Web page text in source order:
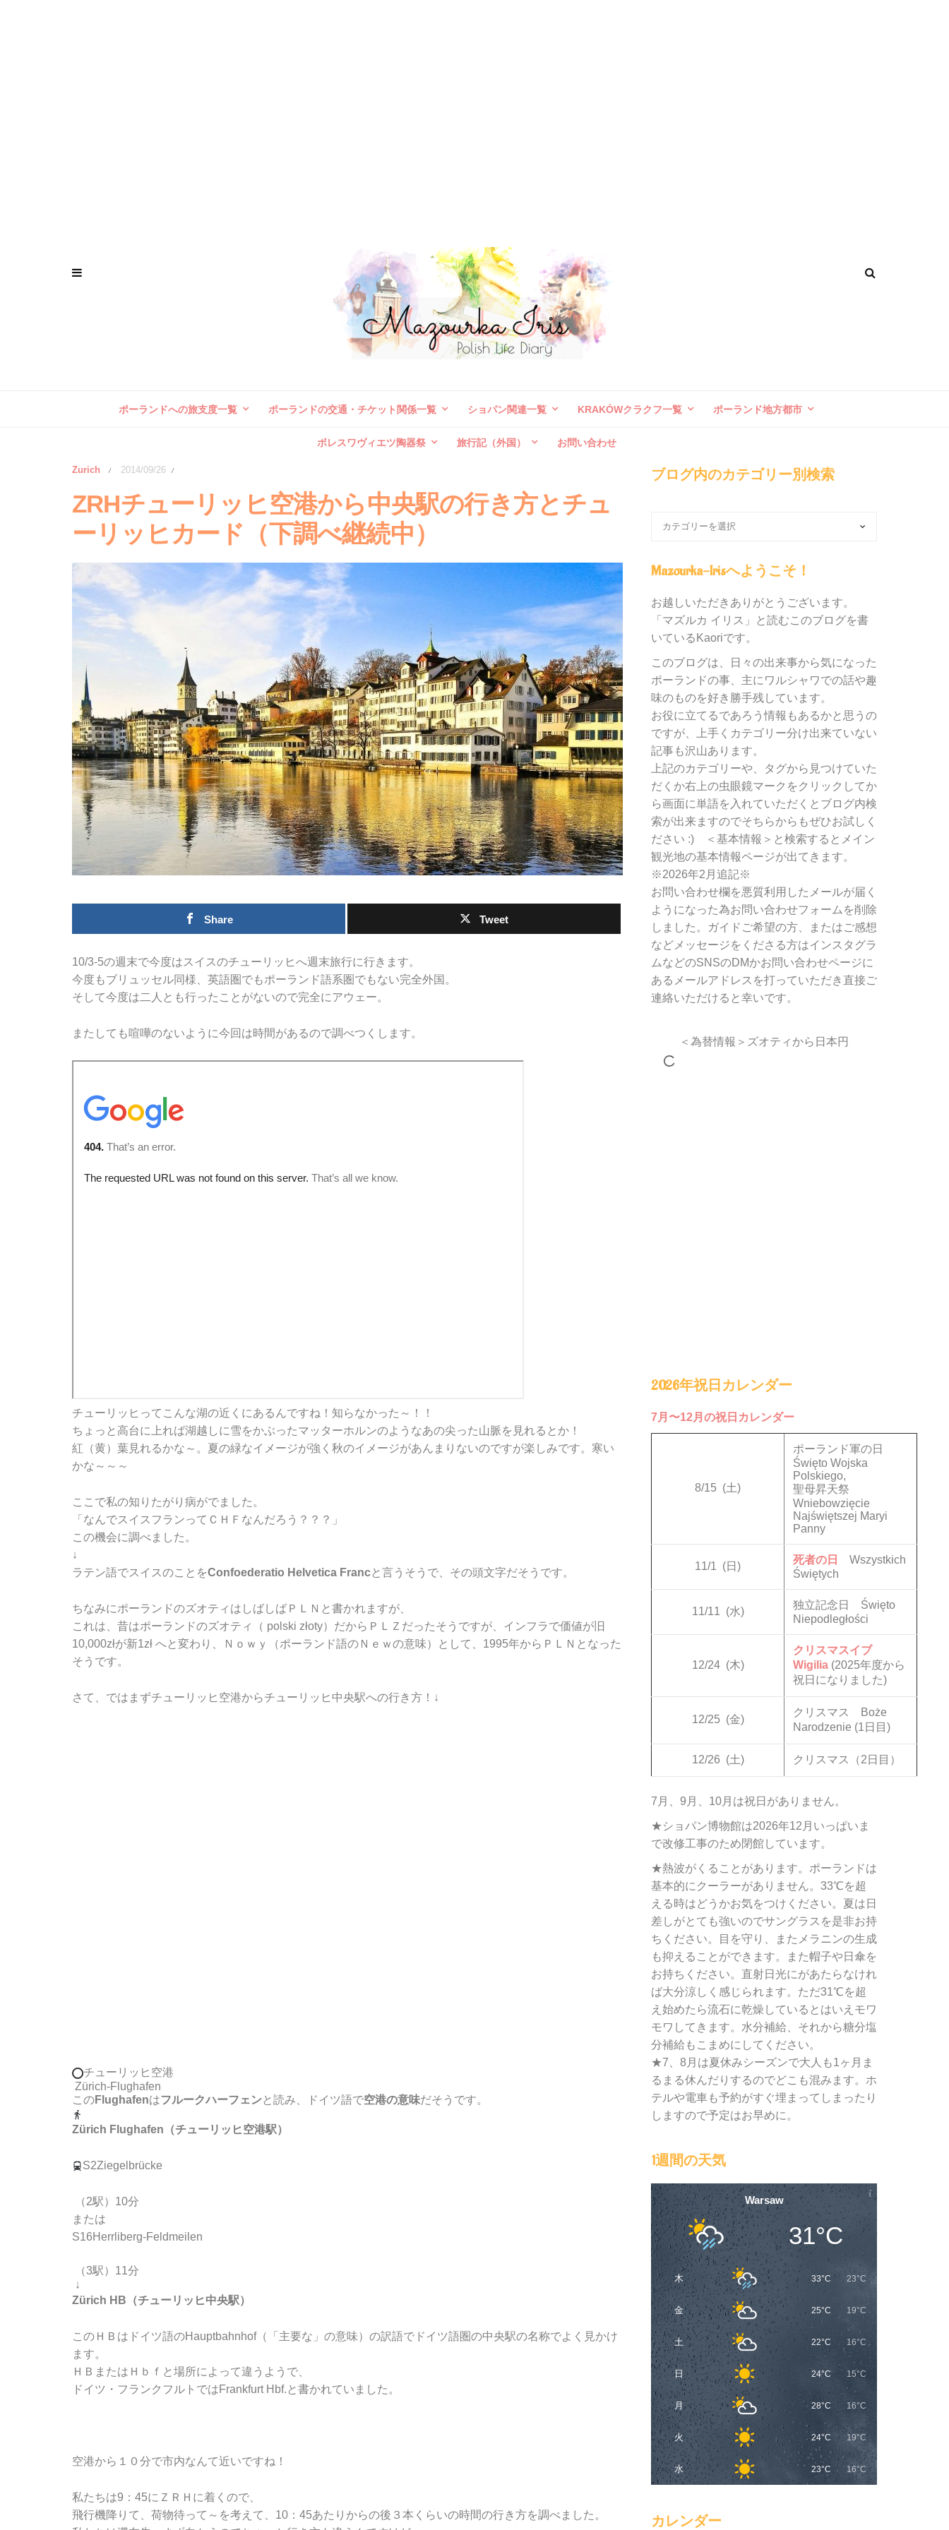
ポーランドへの旅支度一覧 ポーランドの交通・チケット関係一覧 ショパン関連一覧 KRAKÓWクラクフ一覧 ポーランド地方都市
ボレスワヴィエツ陶器祭 旅行記（外国） お問い合わせ
Zurich / 2014/09/26 /
ZRHチューリッヒ空港から中央駅の行き方とチュ
ーリッヒカード（下調べ継続中）
Share Tweet
10/3-5の週末で今度はスイスのチューリッヒへ週末旅行に行きます。
今度もブリュッセル同様、英語圏でもポーランド語系圏でもない完全外国。
そして今度は二人とも行ったことがないので完全にアウェー。
またしても喧嘩のないように今回は時間があるので調べつくします。
チューリッヒってこんな湖の近くにあるんですね！知らなかった～！！
ちょっと高台に上れば湖越しに雪をかぶったマッターホルンのようなあの尖った山脈を見れるとか！
紅（黄）葉見れるかな～。夏の緑なイメージが強く秋のイメージがあんまりないのですが楽しみです。寒い
かな～～～
ここで私の知りたがり病がでました。
「なんでスイスフランってＣＨＦなんだろう？？？」
この機会に調べました。
↓
ラテン語でスイスのことをConfoederatio Helvetica Francと言うそうで、その頭文字だそうです。
ちなみにポーランドのズオティはしばしばＰＬＮと書かれますが、
これは、昔はポーランドのズオティ（ polski złoty）だからＰＬＺだったそうですが、インフラで価値が旧
10,000złが新1zł へと変わり、Ｎｏｗｙ（ポーランド語のＮｅｗの意味）として、1995年からＰＬＮとなった
そうです。
さて、ではまずチューリッヒ空港からチューリッヒ中央駅への行き方！↓
チューリッヒ空港
Zürich-Flughafen
このFlughafenはフルークハーフェン と読み、ドイツ語で空港の意味だそうです。
Zürich Flughafen（チューリッヒ空港駅）
S2Ziegelbrücke
（2駅）10分
または
S16Herrliberg-Feldmeilen
（3駅）11分
↓
Zürich HB（チューリッヒ中央駅）
このＨＢはドイツ語のHauptbahnhof（「主要な」の意味）の訳語でドイツ語圏の中央駅の名称でよく見かけ
ます。
ＨＢまたはＨｂｆと場所によって違うようで、
ドイツ・フランクフルトではFrankfurt Hbf.と書かれていました。
空港から１０分で市内なんて近いですね！
私たちは9：45にＺＲＨに着くので、
飛行機降りて、荷物待って～を考えて、10：45あたりからの後３本くらいの時間の行き方を調べました。
ブログ内のカテゴリー別検索
内
の
テ
ゴ
リ
別
検
索
Mazourka-Irisへようこそ！
お越しいただきありがとうございます。
「マズルカ イリス」と読むこのブログを書
いているKaoriです。
このブログは、日々の出来事から気になった
ポーランドの事、主にワルシャワでの話や趣
味のものを好き勝手残しています。
お役に立てるであろう情報もあるかと思うの
ですが、上手くカテゴリー分け出来ていない
記事も沢山あります。
上記のカテゴリーや、タグから見つけていた
だくか右上の虫眼鏡マークをクリックしてか
ら画面に単語を入れていただくとブログ内検
索が出来ますのでそちらからもぜひお試しく
ださい :) ＜基本情報＞と検索するとメイン
観光地の基本情報ページが出てきます。
※2026年2月追記※
お問い合わせ欄を悪質利用したメールが届く
ようになった為お問い合わせフォームを削除
しました。ガイドご希望の方、またはご感想
などメッセージをくださる方はインスタグラ
ムなどのSNSのDMかお問い合わせページに
あるメールアドレスを打っていただき直接ご
連絡いただけると幸いです。
＜為替情報＞ズオティから日本円
2026年祝日カレンダー
7月〜12月の祝日カレンダー
8/15 (土)
ポーランド軍の日
Święto Wojska
Polskiego,
聖母昇天祭
Wniebowzięcie
Najświętszej Maryi
Panny
11/1 (日)
死者の日
Wszystkich
Świętych
11/11 (水)
独立記念日 Święto
Niepodległości
12/24 (木)
クリスマスイブ
Wigilia (2025年度から
祝日になりました)
12/25 (金)
クリスマス Boże
Narodzenie (1日目)
12/26 (土) クリスマス（2日目）
7月、9月、10月は祝日がありません。
★ショパン博物館は2026年12月いっぱいま
で改修工事のため閉館しています。
★熱波がくることがあります。ポーランドは
基本的にクーラーがありません。33℃を超
える時はどうかお気をつけください。夏は日
差しがとても強いのでサングラスを是非お持
ちください。目を守り、またメラニンの生成
も抑えることができます。また帽子や日傘を
お持ちください。直射日光にがあたらなけれ
ば大分涼しく感じられます。ただ31℃を超
え始めたら流石に乾燥しているとはいえモワ
モワしてきます。水分補給、それから糖分塩
分補給もこまめにしてください。
★7、8月は夏休みシーズンで大人も1ヶ月ま
るまる休んだりするのでどこも混みます。ホ
テルや電車も予約がすぐ埋まってしまったり
しますので予定はお早めに。
1週間の天気
Warsaw
31°C
木 33°C 23°C
金 25°C 19°C
土 22°C 16°C
日 24°C 15°C
月 28°C 16°C
火 24°C 19°C
水 23°C 16°C
カレンダー